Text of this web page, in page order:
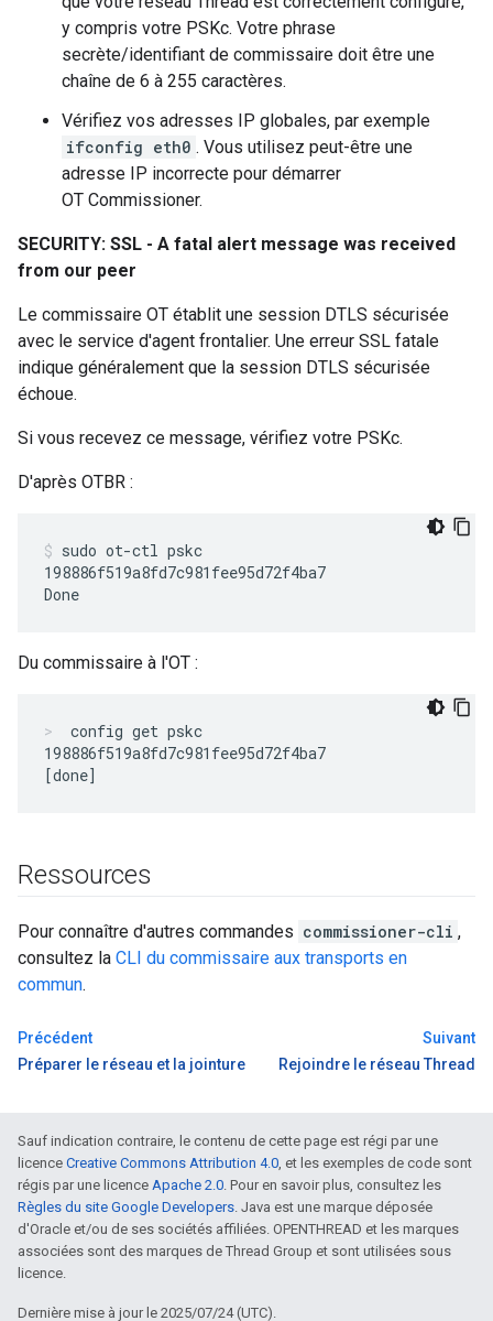
y compris votre PSKc. Votre phrase
secrète/identifiant de commissaire doit être une
chaîne de 6 à 255 caractères.
Vérifiez vos adresses IP globales, par exemple
ifconfig eth0 . Vous utilisez peut-être une
adresse IP incorrecte pour démarrer
OT Commissioner.
SECURITY: SSL - A fatal alert message was received
from our peer
Le commissaire OT établit une session DTLS sécurisée
avec le service d'agent frontalier. Une erreur SSL fatale
indique généralement que la session DTLS sécurisée
échoue.
Si vous recevez ce message, vérifiez votre PSKc.
D'après OTBR :
sudo ot-ctl pskc
198886f519a8fd7c981fee95d72f4ba7
Du commissaire à l'OT :
config get pskc
198886f519a8fd7c981fee95d72f4ba7
Ressources
Pour connaître d'autres commandes commissioner-cli ,
consultez la CLI du commissaire aux transports en
commun.
Précédent
Préparer le réseau et la jointure
Suivant
Rejoindre le réseau Thread
Sauf indication contraire, le contenu de cette page est régi par une
licence Creative Commons Attribution 4.0, et les exemples de code sont
régis par une licence Apache 2.0. Pour en savoir plus, consultez les
Règles du site Google Developers. Java est une marque déposée
d'Oracle et/ou de ses sociétés affiliées. OPENTHREAD et les marques
associées sont des marques de Thread Group et sont utilisées sous
licence.
Dernière mise à jour le 2025/07/24 (UTC).